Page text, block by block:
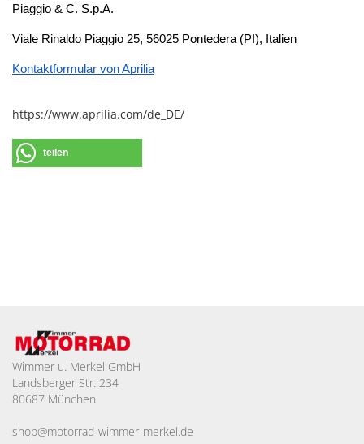
Piaggio & C. S.p.A.
Viale Rinaldo Piaggio 25, 56025 Pontedera (PI), Italien
Kontaktformular von Aprilia
https://www.aprilia.com/de_DE/
teilen
Wimmer u. Merkel GmbH
Landsberger Str. 234
80687 München
shop@motorrad-wimmer-merkel.de